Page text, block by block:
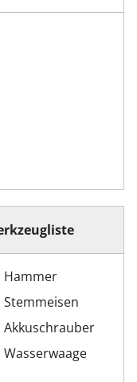
Hammer
Stemmeisen
Akkuschrauber
Wasserwaage